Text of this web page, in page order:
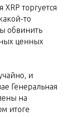
торгуется
то
обвинить
ценных
и
Генеральная
на
итоге